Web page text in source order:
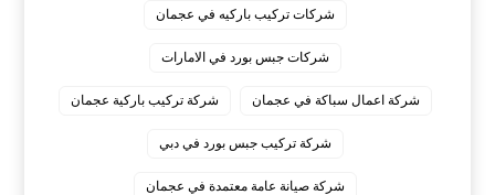
شركات تركيب باركيه في عجمان
شركات جبس بورد في الامارات
شركة اعمال سباكة في عجمان شركة تركيب باركية عجمان
شركة تركيب جبس بورد في دبي
شركة صيانة عامة معتمدة في عجمان